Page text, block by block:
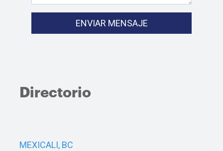
ENVIAR MENSAJE
Directorio
MEXICALI, BC